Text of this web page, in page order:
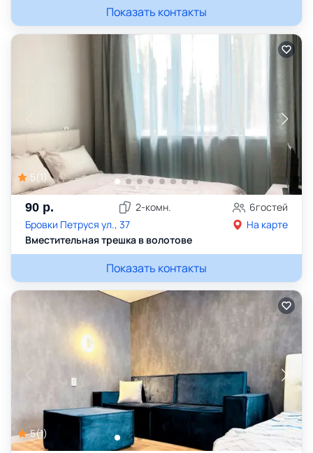
Показать контакты
5(1)
90 р. 2-комн. 6гостей
Бровки Петруся ул., 37
На карте
Вместительная трешка в волотове
Показать контакты
5(1)